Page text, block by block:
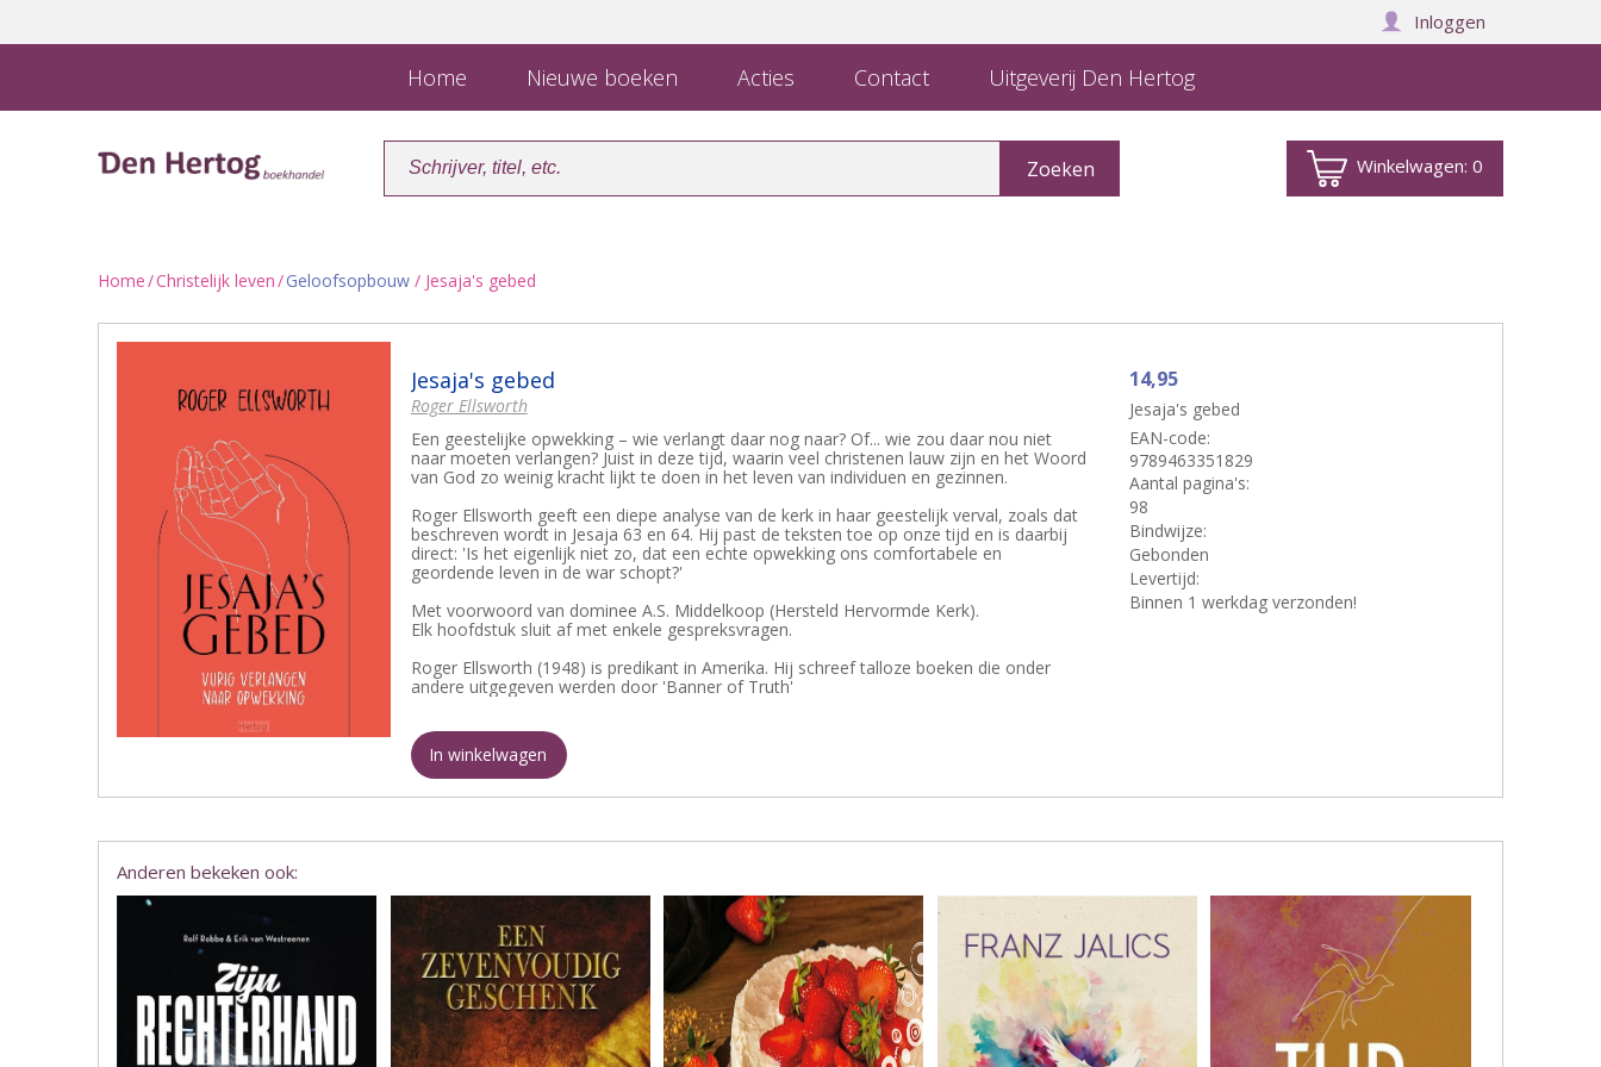
Inloggen
Home Nieuwe boeken Acties Contact Uitgeverij Den Hertog
Winkelwagen:0
Home/Christelijk leven/Geloofsopbouw / Jesaja's gebed
Jesaja's gebed
Roger Ellsworth
Een geestelijke opwekking – wie verlangt daar nog naar? Of... wie zou daar nou niet
naar moeten verlangen? Juist in deze tijd, waarin veel christenen lauw zijn en het Woord
van God zo weinig kracht lijkt te doen in het leven van individuen en gezinnen.
Roger Ellsworth geeft een diepe analyse van de kerk in haar geestelijk verval, zoals dat
beschreven wordt in Jesaja 63 en 64. Hij past de teksten toe op onze tijd en is daarbij
direct: 'Is het eigenlijk niet zo, dat een echte opwekking ons comfortabele en
geordende leven in de war schopt?'
Met voorwoord van dominee A.S. Middelkoop (Hersteld Hervormde Kerk).
Elk hoofdstuk sluit af met enkele gespreksvragen.
Roger Ellsworth (1948) is predikant in Amerika. Hij schreef talloze boeken die onder
andere uitgegeven werden door 'Banner of Truth'
14,95
Jesaja's gebed
EAN-code:
9789463351829
Aantal pagina's:
98
Bindwijze:
Gebonden
Levertijd:
Binnen 1 werkdag verzonden!
In winkelwagen
Anderen bekeken ook: